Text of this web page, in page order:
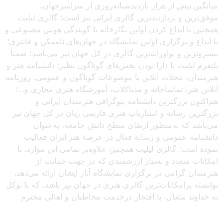
میانگین بیش از هزار بازدیدشبانه‌روزی از سراسرجهان،
موفق‌ترین و پربازدیدترین گالری ایرانی نیز است؛ گالری لیلیت
همچنین با ابداع کردن اولین نگارخانه با گویندگی هوش مصنوعی و
با ابداع و برگزاری اولین نمایشگاه در جهان‌های ناممکن و فانتزی؛
پیشروترین و نوآورانه‌ترین گالری در کل جهان نیز می‌باشد؛ ضمناً
پلتفرم لیلیت با دارا بودن بخش‌های گوناگون نظیر: دانشنامه هنر و
هنرمندان، مجلات آنلاین با موضوعات گوناگون و عمومی، روزنامه
آنلاین هنر، تماشاخانه و مدیاکلاب، آموزشگاه هنری مجازی و…؛
هم‌اکنون بزرگترین دانشنامه بیوگرافی هنرمندان ایرانی و
بزرگترین رسانه و استارتاپ هنری فارسی زبان در کل جهان نیز
می‌باشد که به‌منظور ارتقای سطح دانش جامعه، به‌عنوان
دانشنامه عمومی و رسانهٔ فعال در عرصهٔ هنر ایران فعالیت
نموده است؛ گالری لیلیت همچنین علاوه‌بر تمامی این موارد، با
امکانات متعدد و بسیار ارزشمندی که در جهت حمایت از
هنرمندان گرامی در برگزاری نمایشگاه آثار ایشان ارائه می‌دهد،
توانسته پرامکانات‌ترین گالری هنری در جهان نیز باشد، که با توکل
به خداوند متعال، با افتخار درخدمت مخاطبان و اهالی محترم